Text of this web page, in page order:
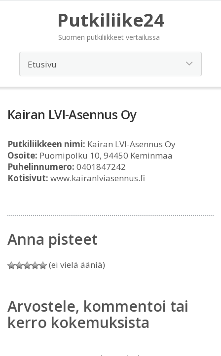
Putkiliike24
Suomen putkiliikkeet vertailussa
Kairan LVI-Asennus Oy
Putkiliikkeen nimi: Kairan LVI-Asennus Oy
Osoite: Puomipolku 10, 94450 Keminmaa
Puhelinnumero: 0401847242
Kotisivut: www.kairanlviasennus.fi
Anna pisteet
(ei vielä ääniä)
Arvostele, kommentoi tai
kerro kokemuksista